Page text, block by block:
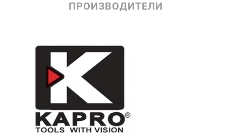
ПРОИЗВОДИТЕЛИ